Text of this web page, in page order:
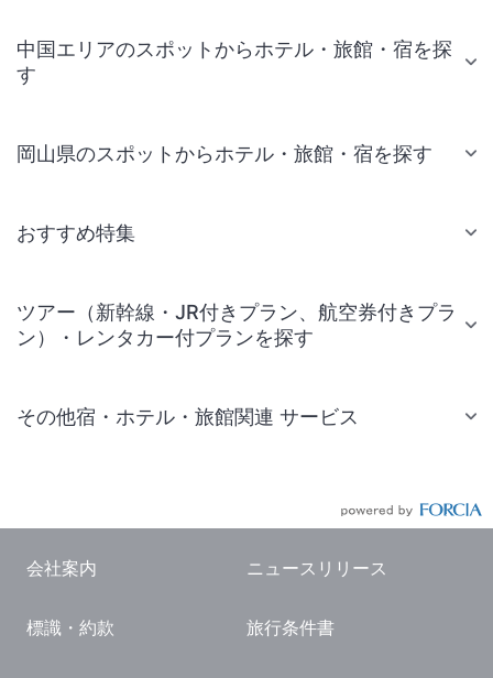
中国エリアのスポットからホテル・旅館・宿を探
す
岡山県のスポットからホテル・旅館・宿を探す
おすすめ特集
ツアー（新幹線・JR付きプラン、航空券付きプラ
ン）・レンタカー付プランを探す
その他宿・ホテル・旅館関連 サービス
国内観光ガイド
会社案内 ニュースリリース
標識・約款 旅行条件書